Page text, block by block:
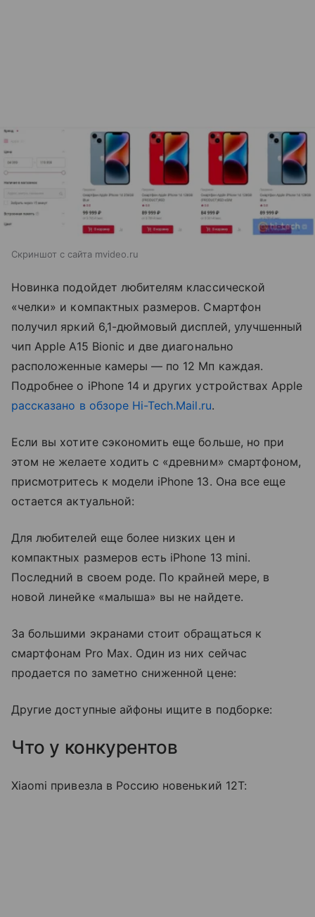
Скриншот с сайта mvideo.ru
Новинка подойдет любителям классической
«челки» и компактных размеров. Смартфон
получил яркий 6,1-дюймовый дисплей, улучшенный
чип Apple A15 Bionic и две диагонально
расположенные камеры— по 12 Мп каждая.
Подробнее о iPhone 14 и других устройствах Apple
рассказано в обзоре Hi-Tech.Mail.ru.
Если вы хотите сэкономить еще больше, но при
этом не желаете ходить с «древним» смартфоном,
присмотритесь к модели iPhone 13. Она все еще
остается актуальной:
Для любителей еще более низких цен и
компактных размеров есть iPhone 13 mini.
Последний в своем роде. По крайней мере, в
новой линейке «малыша» вы не найдете.
За большими экранами стоит обращаться к
смартфонам Pro Max. Один из них сейчас
продается по заметно сниженной цене:
Другие доступные айфоны ищите в подборке:
Что у конкурентов
Xiaomi привезла в Россию новенький 12T: